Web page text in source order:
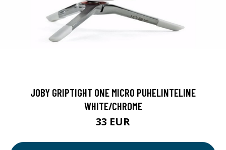
JOBY GRIPTIGHT ONE MICRO PUHELINTELINE
WHITE/CHROME
33 EUR